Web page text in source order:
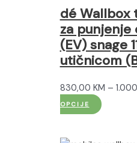
mogu
odabrati
na
stranici
dé Wallbox
za punjenje
(EV) snage
utičnicom
830,00 KM –
OPCIJE
Ovaj